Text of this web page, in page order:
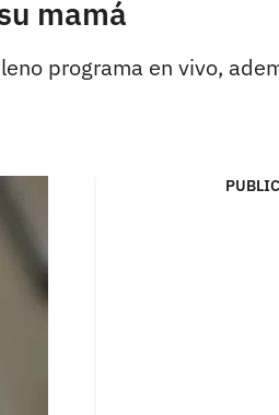
mamá
programa en vivo,